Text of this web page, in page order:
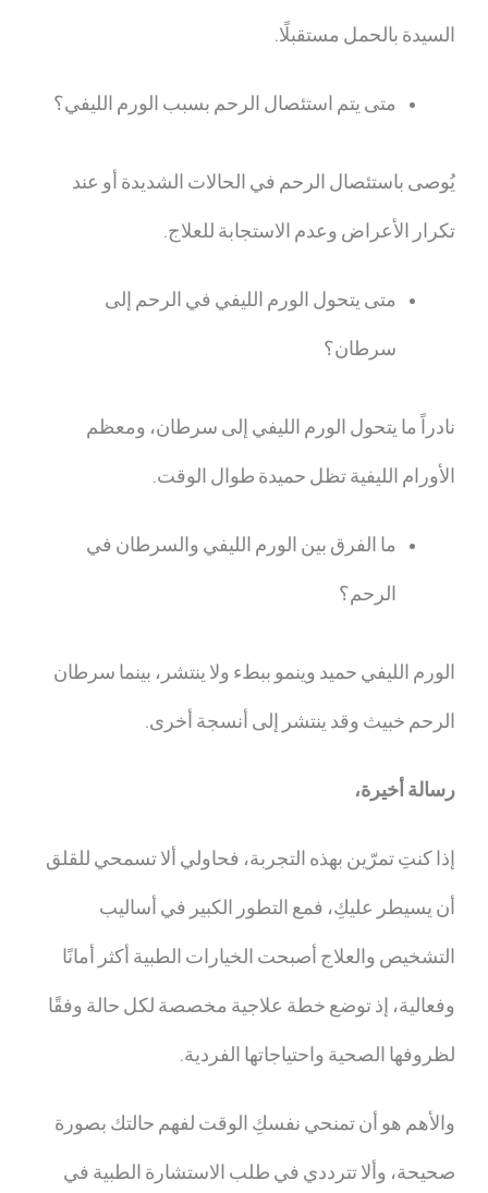
السيدة بالحمل مستقبلًا.
متى يتم استئصال الرحم بسبب الورم الليفي؟
يُوصى باستئصال الرحم في الحالات الشديدة أو عند
تكرار الأعراض وعدم الاستجابة للعلاج.
متى يتحول الورم الليفي في الرحم إلى
سرطان؟
نادراً ما يتحول الورم الليفي إلى سرطان، ومعظم
الأورام الليفية تظل حميدة طوال الوقت.
ما الفرق بين الورم الليفي والسرطان في
الرحم؟
الورم الليفي حميد وينمو ببطء ولا ينتشر، بينما سرطان
الرحم خبيث وقد ينتشر إلى أنسجة أخرى.
رسالة أخيرة،
إذا كنتِ تمرّين بهذه التجربة، فحاولي ألا تسمحي للقلق
أن يسيطر عليكِ، فمع التطور الكبير في أساليب
التشخيص والعلاج أصبحت الخيارات الطبية أكثر أمانًا
وفعالية، إذ توضع خطة علاجية مخصصة لكل حالة وفقًا
لظروفها الصحية واحتياجاتها الفردية.
والأهم هو أن تمنحي نفسكِ الوقت لفهم حالتك بصورة
صحيحة، وألا تترددي في طلب الاستشارة الطبية في